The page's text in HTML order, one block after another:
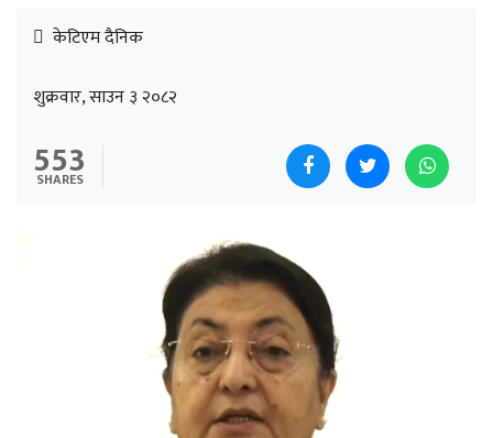
केटिएम दैनिक
शुक्रवार, साउन ३ २०८२
553
SHARES